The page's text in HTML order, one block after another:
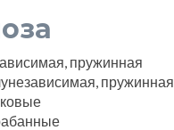
пружинная
пружинная